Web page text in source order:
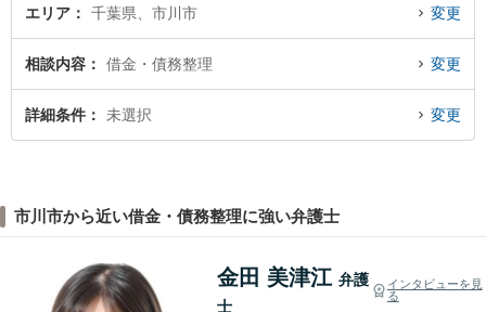
エリア 千葉県、市川市 変更
相談内容 借金・債務整理 変更
詳細条件 未選択 変更
市川市から近い借金・債務整理に強い弁護士
金田 美津江 弁護
士
インタビューを見
る